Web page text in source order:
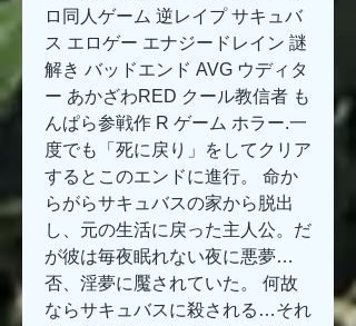
ロ同人ゲーム 逆レイプ サキュバ
ス エロゲー エナジードレイン 謎
解き バッドエンド AVG ウディタ
ー あかざわRED クール教信者 も
んぱら参戦作 R ゲーム ホラー.一
度でも「死に戻り」をしてクリア
するとこのエンドに進行。 命か
らがらサキュバスの家から脱出
し、元の生活に戻った主人公。だ
が彼は毎夜眠れない夜に悪夢…
否、淫夢に魘されていた。 何故
ならサキュバスに殺される…それ